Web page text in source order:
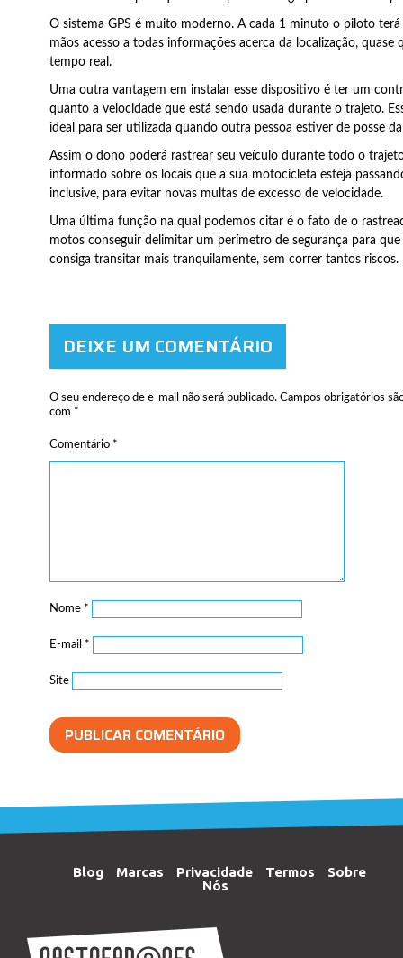
O sistema GPS é muito moderno. A cada 1 minuto o piloto terá
mãos acesso a todas informações acerca da localização, quase
tempo real.
Uma outra vantagem em instalar esse dispositivo é ter um
quanto a velocidade que está sendo usada durante o trajeto.
ideal para ser utilizada quando outra pessoa estiver de posse
Assim o dono poderá rastrear seu veículo durante todo o
informado sobre os locais que a sua motocicleta esteja
inclusive, para evitar novas multas de excesso de velocidade.
Uma última função na qual podemos citar é o fato de o
motos conseguir delimitar um perímetro de segurança para
consiga transitar mais tranquilamente, sem correr tantos riscos.
DEIXE UM COMENTÁRIO
O seu endereço de e-mail não será publicado. Campos obrigatórios
com *
Comentário *
Nome *
E-mail *
Site
Blog Marcas Privacidade Termos
Sobre
Nós